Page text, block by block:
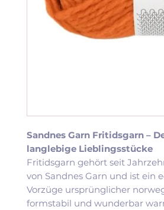
Sandnes Garn Fritidsgarn –
langlebige Lieblingsstücke
Fritidsgarn gehört seit
von Sandnes Garn und ist ein
Vorzüge ursprünglicher
formstabil und wunderbar